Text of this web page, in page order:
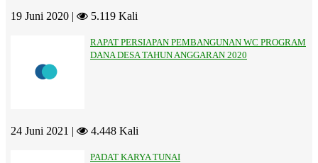
19 Juni 2020 | 5.119 Kali
RAPAT PERSIAPAN PEMBANGUNAN WC PROGRAM
DANA DESA TAHUN ANGGARAN 2020
24 Juni 2021 | 4.448 Kali
PADAT KARYA TUNAI